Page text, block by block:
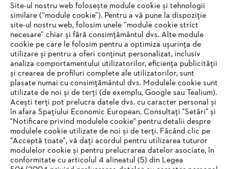
#STIHL
STIHL Romania
Site-ul nostru web folosește module cookie și tehnologii
similare (“module cookie”). Pentru a vă pune la dispoziție
site-ul nostru web, folosim unele “module cookie strict
necesare” chiar și fără consimțământul dvs. Alte module
cookie pe care le folosim pentru a optimiza ușurința de
utilizare și pentru a oferi conținut personalizat, inclusiv
analiza comportamentului utilizatorilor, eficiența publicității
și crearea de profiluri complete ale utilizatorilor, sunt
plasate numai cu consimțământul dvs. Modulele cookie sunt
utilizate de noi și de terți (de exemplu, Google sau Tealium).
Acești terți pot prelucra datele dvs. cu caracter personal și
în afara Spațiului Economic European. Consultați "Setări" și
"Notificare privind modulele cookie" pentru detalii despre
modulele cookie utilizate de noi și de terți. Făcând clic pe
"Acceptă toate", vă dați acordul pentru utilizarea tuturor
modulelor cookie și pentru prelucrarea datelor asociate, în
conformitate cu articolul 4 alineatul (5) din Legea